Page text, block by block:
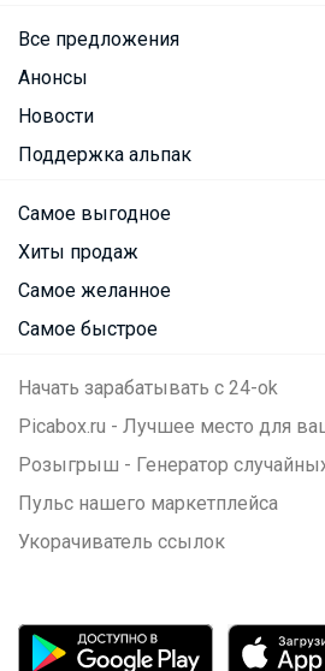
Все предложения
Анонсы
Новости
Поддержка альпак
Самое выгодное
Хиты продаж
Самое желанное
Самое быстрое
Начать зарабатывать с 24-ok
Picabox.ru - Лучшее место для
Розыгрыш - Генератор
Пульс нашего маркетплейса
Укорачиватель ссылок